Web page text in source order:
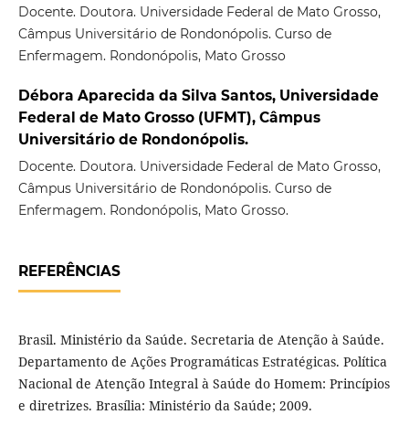
Docente. Doutora. Universidade Federal de Mato Grosso,
Câmpus Universitário de Rondonópolis. Curso de
Enfermagem. Rondonópolis, Mato Grosso
Débora Aparecida da Silva Santos, Universidade
Federal de Mato Grosso (UFMT), Câmpus
Universitário de Rondonópolis.
Docente. Doutora. Universidade Federal de Mato Grosso,
Câmpus Universitário de Rondonópolis. Curso de
Enfermagem. Rondonópolis, Mato Grosso.
REFERÊNCIAS
Brasil. Ministério da Saúde. Secretaria de Atenção à Saúde.
Departamento de Ações Programáticas Estratégicas. Política
Nacional de Atenção Integral à Saúde do Homem: Princípios
e diretrizes. Brasília: Ministério da Saúde; 2009.